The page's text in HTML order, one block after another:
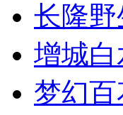
长隆
增城
梦幻百